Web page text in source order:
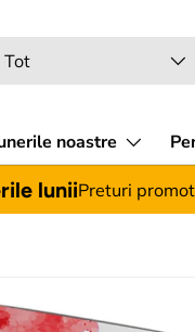
Tot
noastre
luniiPreturi